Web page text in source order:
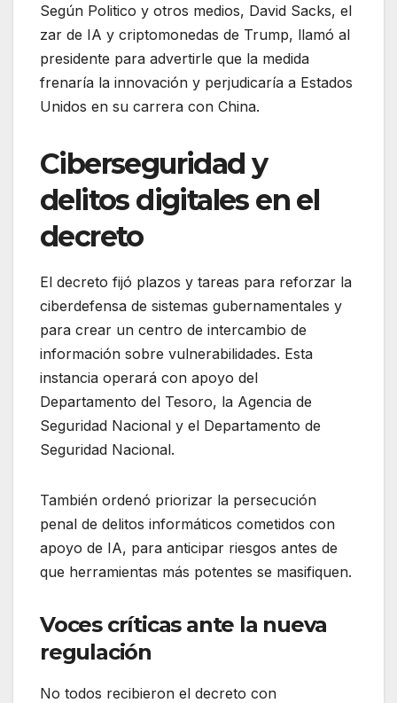
Según Politico y otros medios, David Sacks, el
zar de IA y criptomonedas de Trump, llamó al
presidente para advertirle que la medida
frenaría la innovación y perjudicaría a Estados
Unidos en su carrera con China.
Ciberseguridad y
delitos digitales en el
decreto
El decreto fijó plazos y tareas para reforzar la
ciberdefensa de sistemas gubernamentales y
para crear un centro de intercambio de
información sobre vulnerabilidades. Esta
instancia operará con apoyo del
Departamento del Tesoro, la Agencia de
Seguridad Nacional y el Departamento de
Seguridad Nacional.
También ordenó priorizar la persecución
penal de delitos informáticos cometidos con
apoyo de IA, para anticipar riesgos antes de
que herramientas más potentes se masifiquen.
Voces críticas ante la nueva
regulación
No todos recibieron el decreto con